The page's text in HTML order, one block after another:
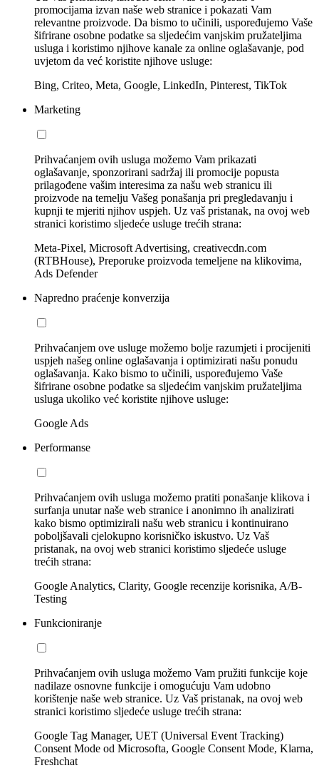
promocijama izvan naše web stranice i pokazati Vam
relevantne proizvode. Da bismo to učinili, uspoređujemo Vaše
šifrirane osobne podatke sa sljedećim vanjskim pružateljima
usluga i koristimo njihove kanale za online oglašavanje, pod
uvjetom da već koristite njihove usluge:
Bing, Criteo, Meta, Google, LinkedIn, Pinterest, TikTok
Marketing
Prihvaćanjem ovih usluga možemo Vam prikazati
oglašavanje, sponzorirani sadržaj ili promocije popusta
prilagođene vašim interesima za našu web stranicu ili
proizvode na temelju Vašeg ponašanja pri pregledavanju i
kupnji te mjeriti njihov uspjeh. Uz vaš pristanak, na ovoj web
stranici koristimo sljedeće usluge trećih strana:
Meta-Pixel, Microsoft Advertising, creativecdn.com
(RTBHouse), Preporuke proizvoda temeljene na klikovima,
Ads Defender
Napredno praćenje konverzija
Prihvaćanjem ove usluge možemo bolje razumjeti i procijeniti
uspjeh našeg online oglašavanja i optimizirati našu ponudu
oglašavanja. Kako bismo to učinili, uspoređujemo Vaše
šifrirane osobne podatke sa sljedećim vanjskim pružateljima
usluga ukoliko već koristite njihove usluge:
Google Ads
Performanse
Prihvaćanjem ovih usluga možemo pratiti ponašanje klikova i
surfanja unutar naše web stranice i anonimno ih analizirati
kako bismo optimizirali našu web stranicu i kontinuirano
poboljšavali cjelokupno korisničko iskustvo. Uz Vaš
pristanak, na ovoj web stranici koristimo sljedeće usluge
trećih strana:
Google Analytics, Clarity, Google recenzije korisnika, A/B-
Testing
Funkcioniranje
Prihvaćanjem ovih usluga možemo Vam pružiti funkcije koje
nadilaze osnovne funkcije i omogućuju Vam udobno
korištenje naše web stranice. Uz Vaš pristanak, na ovoj web
stranici koristimo sljedeće usluge trećih strana:
Google Tag Manager, UET (Universal Event Tracking)
Consent Mode od Microsofta, Google Consent Mode, Klarna,
Freshchat